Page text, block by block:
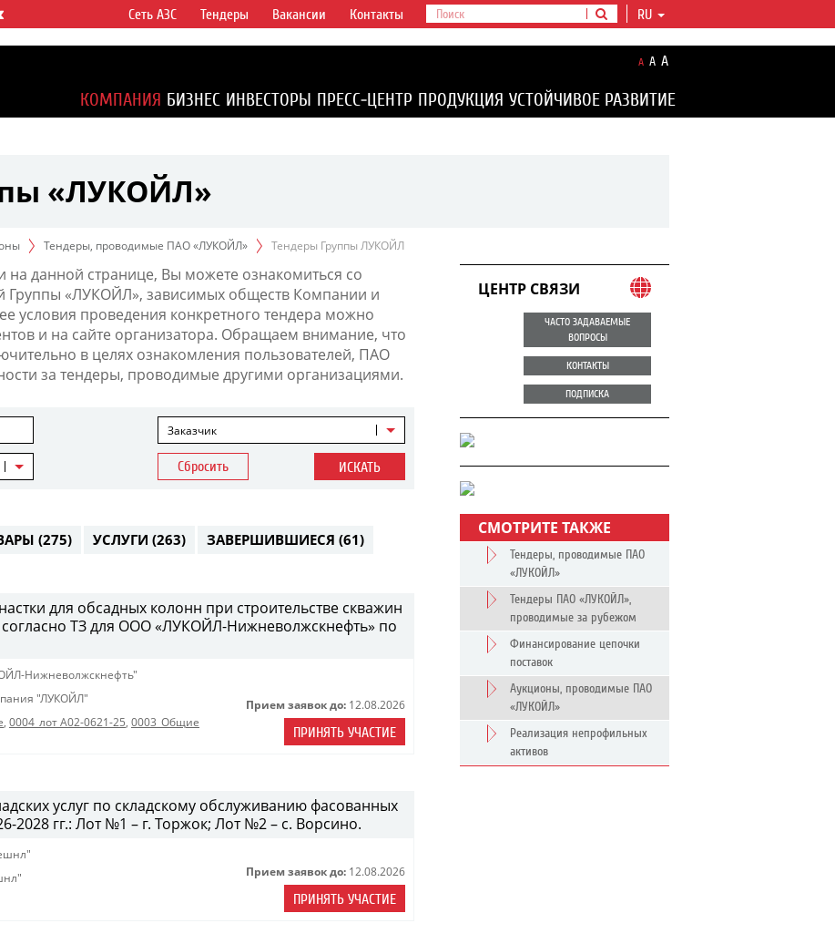
компаний в
более 2%
доказанных
RU
Сеть АЗС Тендеры Вакансии Контакты
A A A
КОМПАНИЯ БИЗНЕС ИНВЕСТОРЫ ПРЕСС-ЦЕНТР ПРОДУКЦИЯ УСТОЙЧИВОЕ РАЗВИТИЕ
«ЛУКОЙЛ»
Тендеры, проводимые ПАО «ЛУКОЙЛ» Тендеры Группы ЛУКОЙЛ
на данной странице, Вы можете ознакомиться со
Группы «ЛУКОЙЛ», зависимых обществ Компании и
условия проведения конкретного тендера можно
и на сайте организатора. Обращаем внимание, что
в целях ознакомления пользователей, ПАО
за тендеры, проводимые другими организациями.
Заказчик
Сбросить ИСКАТЬ
(275) УСЛУГИ (263) ЗАВЕРШИВШИЕСЯ (61)
для обсадных колонн при строительстве скважин
ТЗ для ООО «ЛУКОЙЛ-Нижневолжскнефть» по
Нижневолжскнефть"
"ЛУКОЙЛ"
, 0004_лот A02-0621-25, 0003_Общие
Прием заявок до: 12.08.2026
ПРИНЯТЬ УЧАСТИЕ
услуг по складскому обслуживанию фасованных
2028 гг.: Лот №1 – г. Торжок; Лот №2 – с. Ворсино.
Прием заявок до: 12.08.2026
ПРИНЯТЬ УЧАСТИЕ
ЦЕНТР СВЯЗИ
ЧАСТО ЗАДАВАЕМЫЕ
ВОПРОСЫ
КОНТАКТЫ
ПОДПИСКА
СМОТРИТЕ ТАКЖЕ
Тендеры, проводимые ПАО
«ЛУКОЙЛ»
Тендеры ПАО «ЛУКОЙЛ»,
проводимые за рубежом
Финансирование цепочки
поставок
Аукционы, проводимые ПАО
«ЛУКОЙЛ»
Реализация непрофильных
активов